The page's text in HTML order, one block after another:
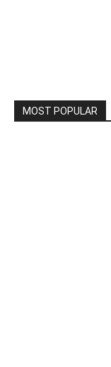
MOST POPULAR